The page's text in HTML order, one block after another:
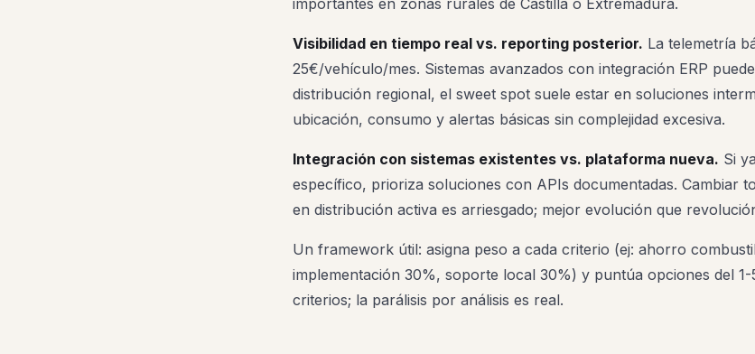
importantes en zonas rurales de Castilla o Extremadura.
Visibilidad en tiempo real vs. reporting posterior. La telemetría
25€/vehículo/mes. Sistemas avanzados con integración ERP
distribución regional, el sweet spot suele estar en soluciones
ubicación, consumo y alertas básicas sin complejidad excesiva.
Integración con sistemas existentes vs. plataforma nueva. Si
específico, prioriza soluciones con APIs documentadas. Cambiar
en distribución activa es arriesgado; mejor evolución que
Un framework útil: asigna peso a cada criterio (ej: ahorro
implementación 30%, soporte local 30%) y puntúa opciones del 1-
criterios; la parálisis por análisis es real.